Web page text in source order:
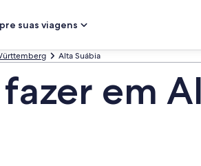
suas viagens
Alta Suábia
em